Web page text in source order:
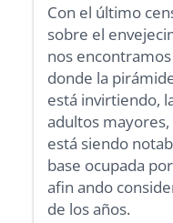
Con el último
sobre el
nos
donde la
está invirtiendo,
adultos
está siendo
base ocupada
afin ando
de los años.